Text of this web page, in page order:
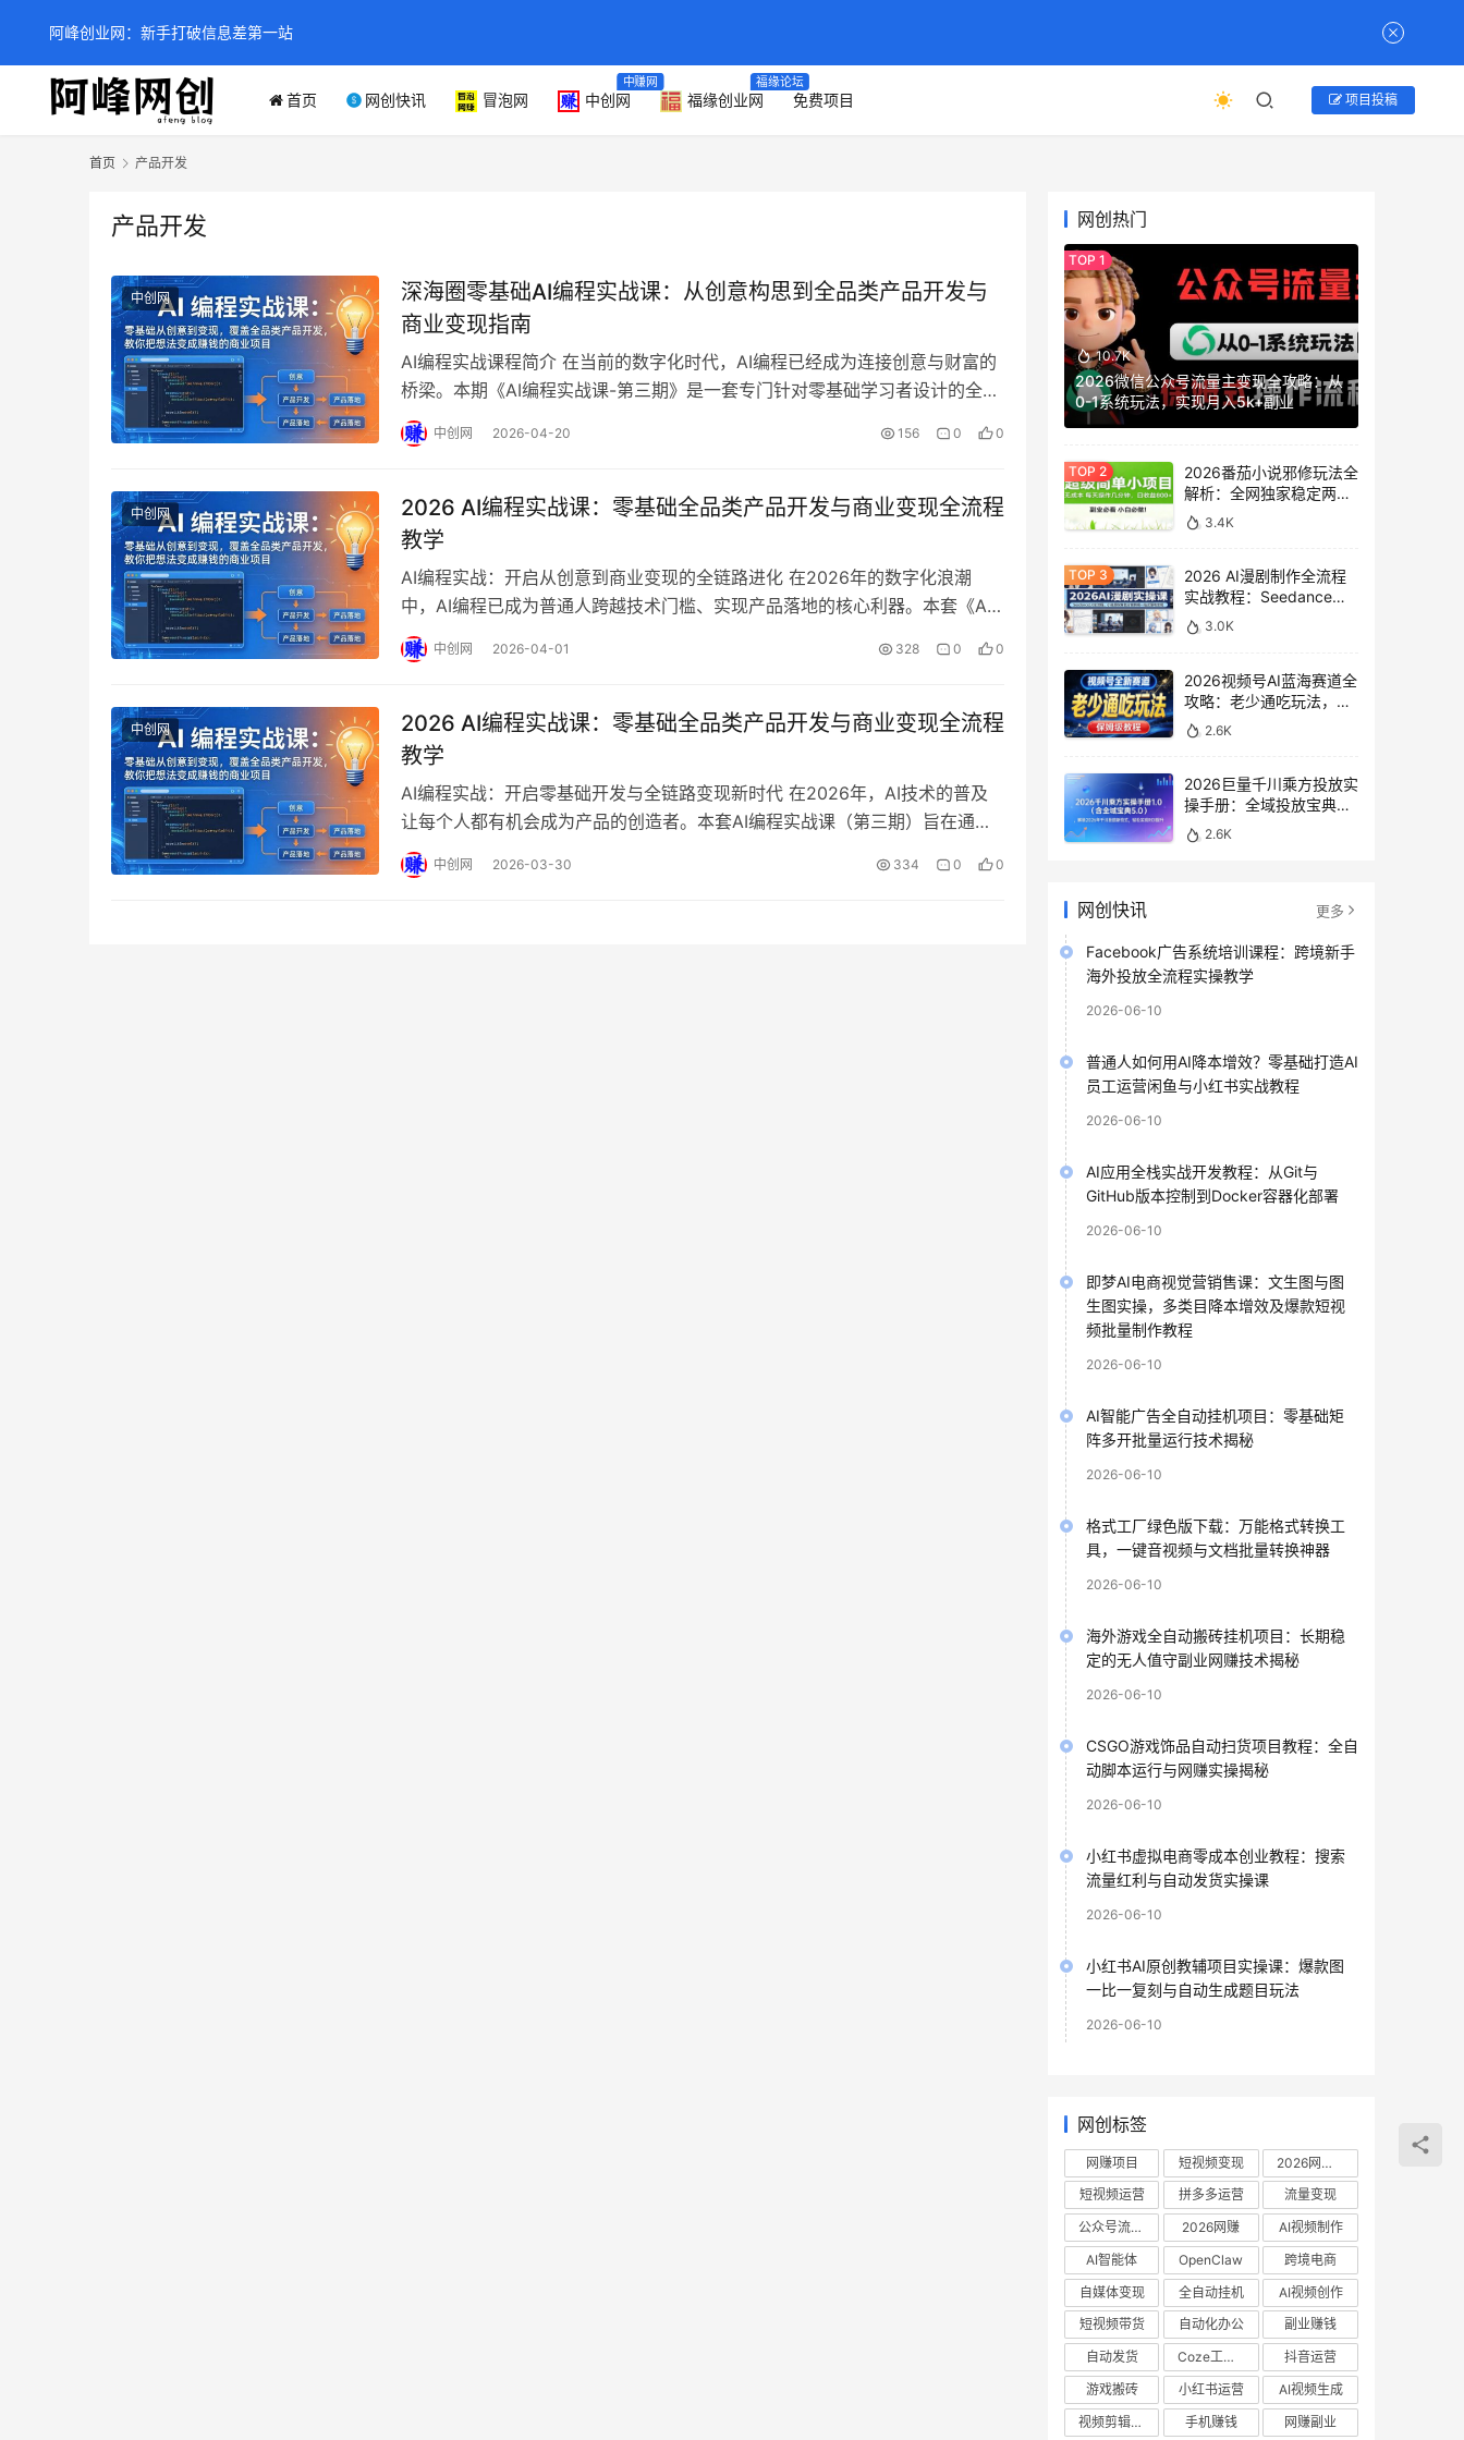
首页 网创快讯 冒泡网 中创网
中赚网
福缘创业网
福缘论坛
免费项目 项目投稿
首页 产品开发
产品开发
中创网
深海圈零基础AI编程实战课：从创意构思到全品类产品开发与
商业变现指南
AI编程实战课程简介 在当前的数字化时代，AI编程已经成为连接创意与财富的
桥梁。本期《AI编程实战课-第三期》是一套专门针对零基础学习者设计的全链
路实战教程。课程深度聚焦于解决“想…
中创网 2026-04-20 156 0 0
中创网
2026 AI编程实战课：零基础全品类产品开发与商业变现全流程
教学
AI编程实战：开启从创意到商业变现的全链路进化 在2026年的数字化浪潮
中，AI编程已成为普通人跨越技术门槛、实现产品落地的核心利器。本套《AI
编程实战课-第三期》专为解决“想法不…
中创网 2026-04-01 328 0 0
中创网
2026 AI编程实战课：零基础全品类产品开发与商业变现全流程
教学
AI编程实战：开启零基础开发与全链路变现新时代 在2026年，AI技术的普及
让每个人都有机会成为产品的创造者。本套AI编程实战课（第三期）旨在通过
系统化的教学，帮助有创意的创业者和…
中创网 2026-03-30 334 0 0
网创热门
10.7K
2026微信公众号流量主变现全攻略：从
0-1系统玩法，实现月入5k+副业
2026番茄小说邪修玩法全
解析：全网独家稳定两年
老项目，助你日赚
500+稿费收益
3.4K
2026 AI漫剧制作全流程
实战教程：Seedance
2.0即梦视频生成与小说
授权教学
3.0K
2026视频号AI蓝海赛道全
攻略：老少通吃玩法，零
基础保姆级副业增收教程
2.6K
2026巨量千川乘方投放实
操手册：全域投放宝典
5.0深度解析ROI提升方案
2.6K
网创快讯 更多
Facebook广告系统培训课程：跨境新手
海外投放全流程实操教学
2026-06-10
普通人如何用AI降本增效？零基础打造AI
员工运营闲鱼与小红书实战教程
2026-06-10
AI应用全栈实战开发教程：从Git与
GitHub版本控制到Docker容器化部署
2026-06-10
即梦AI电商视觉营销售课：文生图与图
生图实操，多类目降本增效及爆款短视
频批量制作教程
2026-06-10
AI智能广告全自动挂机项目：零基础矩
阵多开批量运行技术揭秘
2026-06-10
格式工厂绿色版下载：万能格式转换工
具，一键音视频与文档批量转换神器
2026-06-10
海外游戏全自动搬砖挂机项目：长期稳
定的无人值守副业网赚技术揭秘
2026-06-10
CSGO游戏饰品自动扫货项目教程：全自
动脚本运行与网赚实操揭秘
2026-06-10
小红书虚拟电商零成本创业教程：搜索
流量红利与自动发货实操课
2026-06-10
小红书AI原创教辅项目实操课：爆款图
一比一复刻与自动生成题目玩法
2026-06-10
网创标签
网赚项目 短视频变现
2026网赚项目
短视频运营
拼多多运营
流量变现
公众号流量主
2026网赚
AI视频制作
AI智能体
OpenClaw
跨境电商
自媒体变现
全自动挂机
AI视频创作
短视频带货
自动化办公
副业赚钱
自动发货
Coze工作流
抖音运营
游戏搬砖
小红书运营
AI视频生成
视频剪辑教程
手机赚钱 网赚副业
阿峰创业网：新手打破信息差第一站